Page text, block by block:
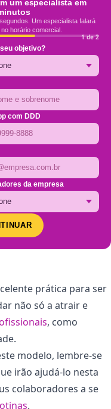
um especialista em
Um especialista falará
horário comercial.
1 de 2
objetivo?
com DDD
da empresa
prática para ser
não só a atrair e
, como
modelo, lembre-se
irão ajudá-lo nesta
colaboradores a se
.